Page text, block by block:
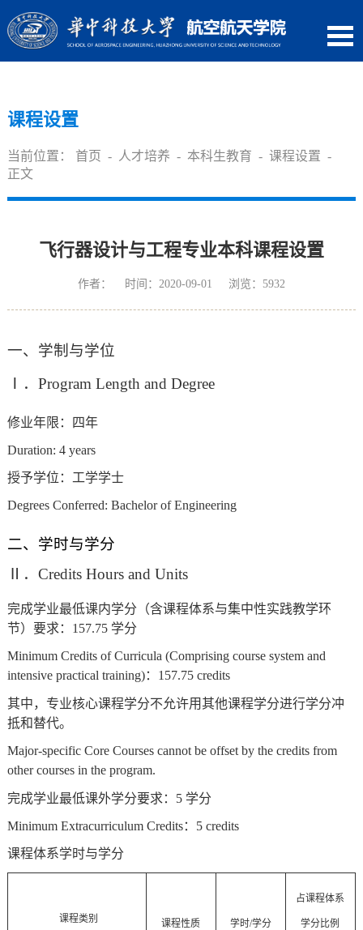
课程设置
当前位置： 首页 - 人才培养 - 本科生教育 - 课程设置 -
正文
飞行器设计与工程专业本科课程设置
作者： 时间：2020-09-01 浏览： 5932
一、学制与学位
． Program Length and Degree
修业年限：四年
Duration: 4 years
授予学位：工学学士
Degrees Conferred: Bachelor of Engineering
二、学时与学分
． Credits Hours and Units
完成学业最低课内学分（含课程体系与集中性实践教学环
节）要求：157.75 学分
Minimum Credits of Curricula (Comprising course system and
intensive practical training)： 157.75 credits
其中，专业核心课程学分不允许用其他课程学分进行学分冲
抵和替代。
Major-specific Core Courses cannot be offsetby the credits from
other courses in the program.
完成学业最低课外学分要求：5 学分
Minimum Extracurriculum Credits： 5 credits
课程体系学时与学分
课程类别 课程性质 学时/学分
占课程体系
学分比例